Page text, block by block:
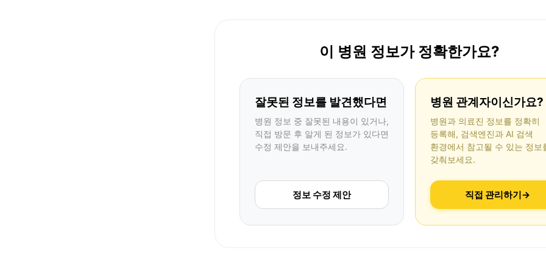
이 병원 정보가 정확한가요?
잘못된 정보를 발견했다면
병원 정보 중 잘못된 내용이 있거나,
직접 방문 후 알게 된 정보가 있다면
수정 제안을 보내주세요.
정보 수정 제안
병원 관계자이신가요?
병원과 의료진 정보를 정확히
등록해, 검색엔진과 AI 검색
환경에서 참고될 수 있는 정보
갖춰보세요.
직접 관리하기→